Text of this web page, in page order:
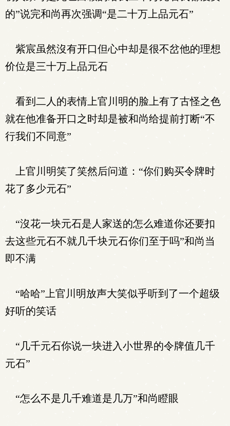
的”说完和尚再次强调“是二十万上品元石”
紫宸虽然沒有开口但心中却是很不岔他的理想
价位是三十万上品元石
看到二人的表情上官川明的脸上有了古怪之色
就在他准备开口之时却是被和尚给提前打断“不
行我们不同意”
上官川明笑了笑然后问道：“你们购买令牌时
花了多少元石”
“沒花一块元石是人家送的怎么难道你还要扣
去这些元石不就几千块元石你们至于吗”和尚当
即不满
“哈哈”上官川明放声大笑似乎听到了一个超级
好听的笑话
“几千元石你说一块进入小世界的令牌值几千
元石”
“怎么不是几千难道是几万”和尚瞪眼